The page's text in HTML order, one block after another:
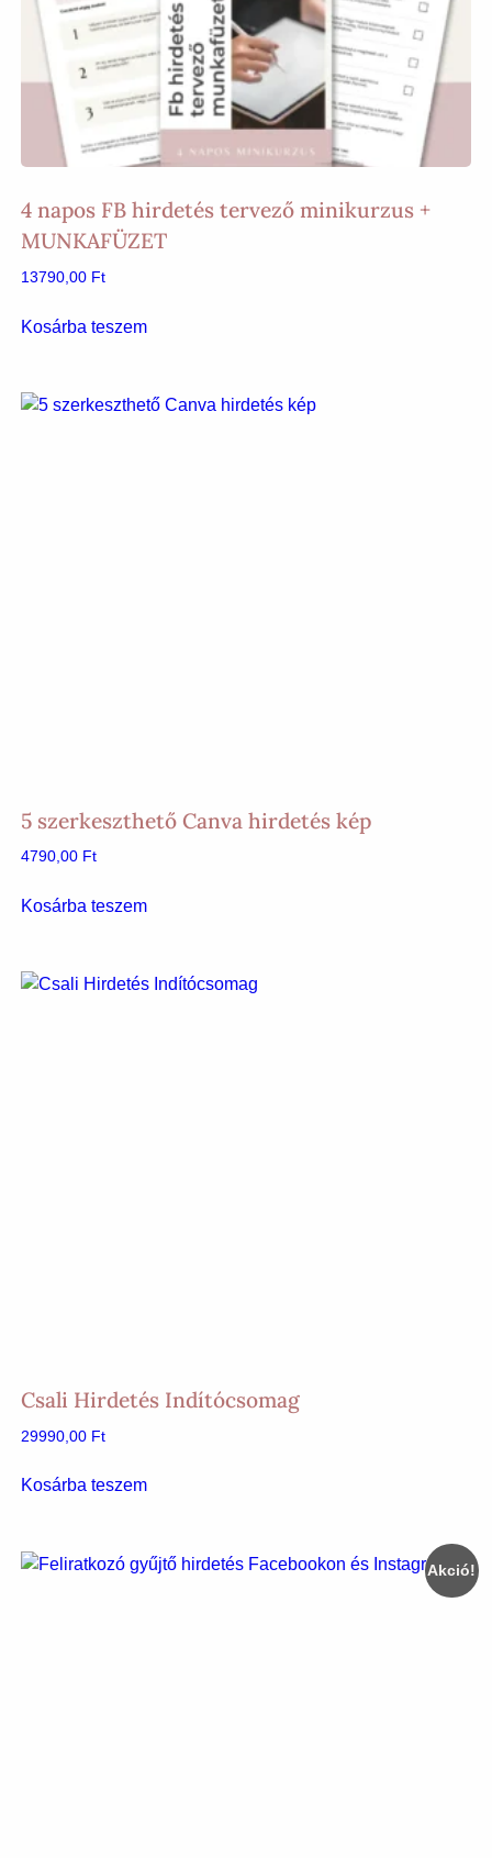
4 napos FB hirdetés tervező minikurzus +
MUNKAFÜZET
13790,00 Ft
Kosárba teszem
5 szerkeszthető Canva hirdetés kép
4790,00 Ft
Kosárba teszem
Csali Hirdetés Indítócsomag
29990,00 Ft
Kosárba teszem
Akció!